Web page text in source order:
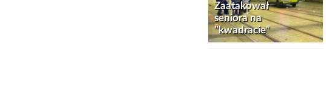
Zaatakował
seniora na
"kwadracie"